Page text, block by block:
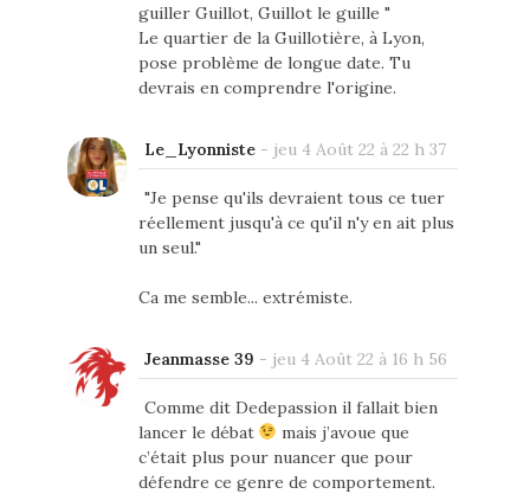
guiller Guillot, Guillot le guille "
Le quartier de la Guillotière, à Lyon,
pose problème de longue date. Tu
devrais en comprendre l'origine.
Le_Lyonniste- jeu 4 Août 22 à 22 h 37
"Je pense qu'ils devraient tous ce tuer
réellement jusqu'à ce qu'il n'y en ait plus
un seul."
Ca me semble... extrémiste.
Jeanmasse 39 - jeu 4 Août 22 à 16 h 56
Comme dit Dedepassion il fallait bien
lancer le débat
mais j’avoue que
c’était plus pour nuancer que pour
défendre ce genre de comportement.